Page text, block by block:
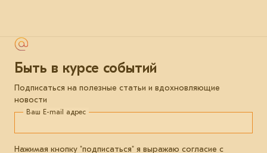
Быть в курсе событий
Подписаться на полезные статьи и вдохновляющие
новости
Ваш E-mail адрес
Нажимая кнопку "подписаться" я выражаю согласие с